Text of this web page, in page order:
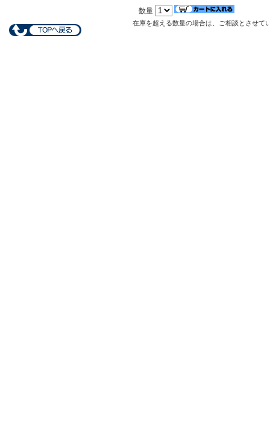
数量
在庫を超える数量の場合は、ご相談とさせて